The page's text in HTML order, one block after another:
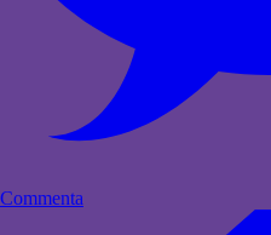
Commenta